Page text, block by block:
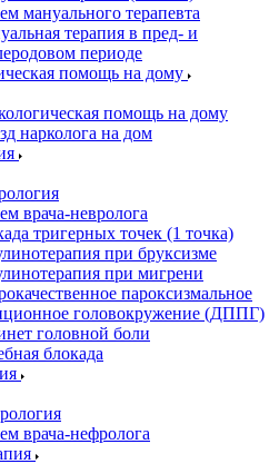
мануального терапевта
терапия в пред- и
периоде
помощь на дому
помощь на дому
нарколога на дом
врача-невролога
тригерных точек (1 точка)
при бруксизме
при мигрени
пароксизмальное
головокружение (ДППГ)
головной боли
блокада
врача-нефролога